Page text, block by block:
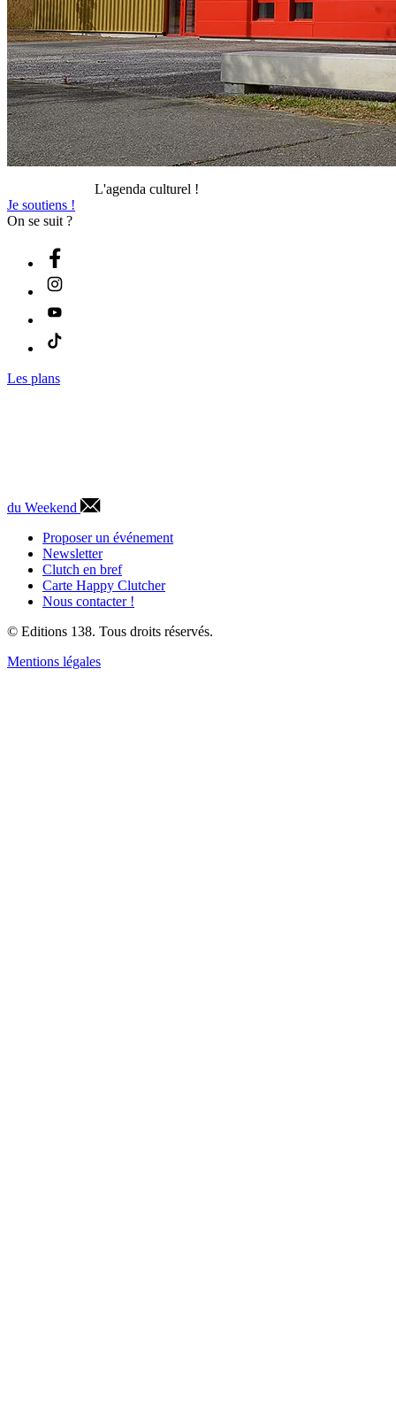
L'agenda culturel !
Je soutiens !
On se suit ?
Les plans
du Weekend
Proposer un événement
Newsletter
Clutch en bref
Carte Happy Clutcher
Nous contacter !
© Editions 138. Tous droits réservés.
Mentions légales